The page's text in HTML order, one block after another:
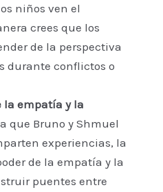
niños ven el
crees que los
de la perspectiva
durante conflictos o
la empatía y la
que Bruno y Shmuel
experiencias, la
de la empatía y la
puentes entre